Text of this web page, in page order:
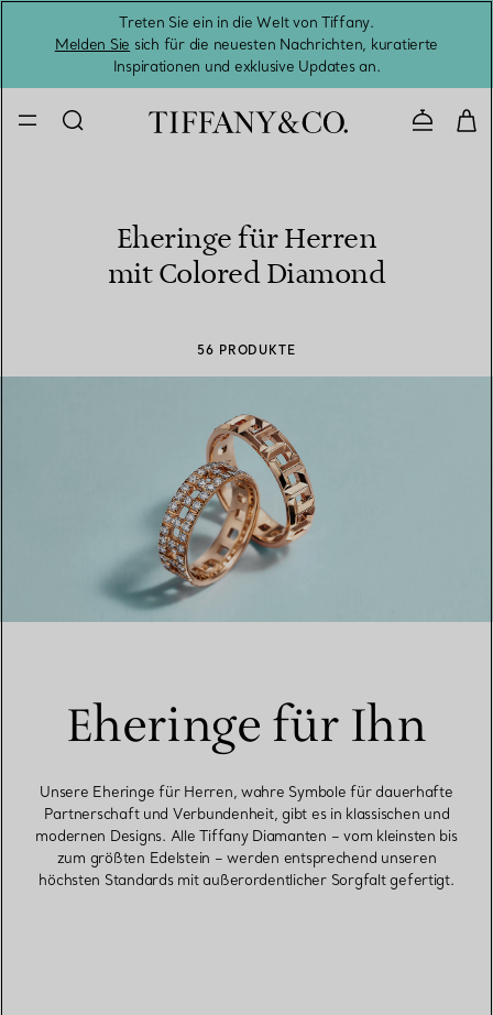
Treten Sie ein in die Welt von Tiffany.
Melden Sie sich für die neuesten Nachrichten, kuratierte
Inspirationen und exklusive Updates an.
Eheringe für Herren
mit Colored Diamond
56 PRODUKTE
Eheringe für Ihn
Unsere Eheringe für Herren, wahre Symbole für dauerhafte
Partnerschaft und Verbundenheit, gibt es in klassischen und
modernen Designs. Alle Tiffany Diamanten – vom kleinsten bis
zum größten Edelstein – werden entsprechend unseren
höchsten Standards mit außerordentlicher Sorgfalt gefertigt.